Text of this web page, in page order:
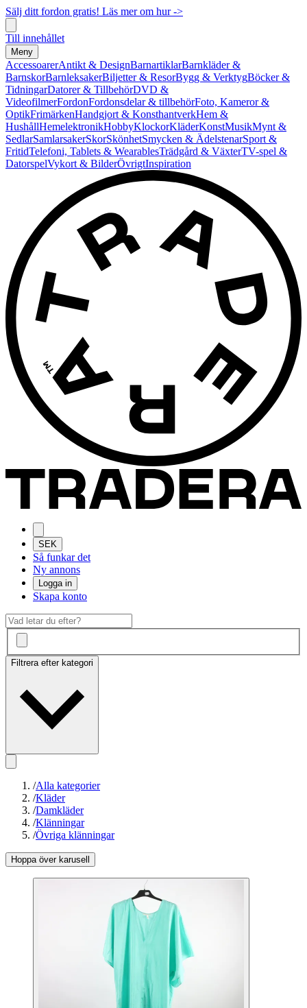
Sälj ditt fordon gratis! Läs mer om hur ->
Till innehållet
Meny
AccessoarerAntikt & DesignBarnartiklarBarnkläder &
BarnskorBarnleksakerBiljetter & ResorBygg & VerktygBöcker &
TidningarDatorer & TillbehörDVD &
VideofilmerFordonFordonsdelar & tillbehörFoto, Kameror &
OptikFrimärkenHandgjort & KonsthantverkHem &
HushållHemelektronikHobbyKlockorKläderKonstMusikMynt &
SedlarSamlarsakerSkorSkönhetSmycken & ÄdelstenarSport &
FritidTelefoni, Tablets & WearablesTrädgård & VäxterTV-spel &
DatorspelVykort & BilderÖvrigtInspiration
SEK
Så funkar det
Ny annons
Logga in
Skapa konto
Filtrera efter kategori
/Alla kategorier
/Kläder
/Damkläder
/Klänningar
/Övriga klänningar
Hoppa över karusell